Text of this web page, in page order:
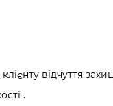
відчуття
.